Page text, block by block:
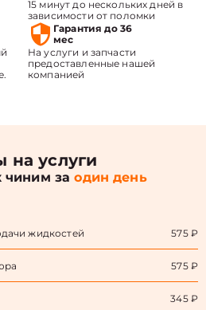
15 минут до нескольких дней в
зависимости от поломки
Гарантия до 36
мес
На услуги и запчасти
предоставленные нашей
компанией
на услуги
чиним заодин день
жидкостей 575 ₽
575 ₽
345 ₽